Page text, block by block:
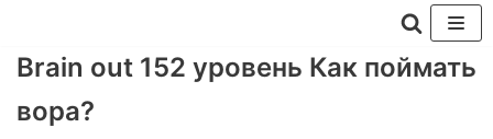
Перейти
содержимому
Brain out 152 уровень Как поймать
вора?